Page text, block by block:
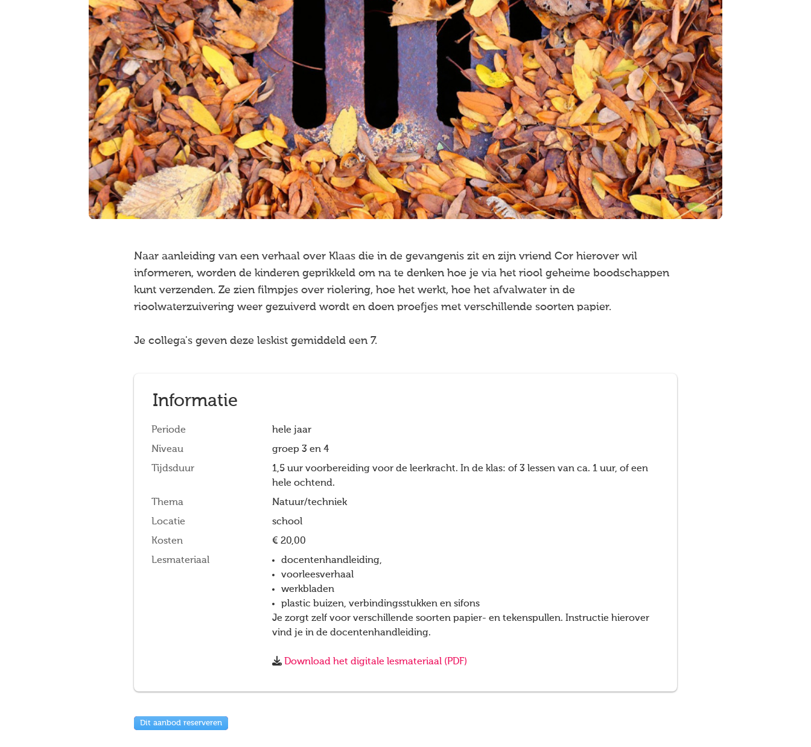
Naar aanleiding van een verhaal over Klaas die in de gevangenis zit en zijn vriend Cor hierover wil
informeren, worden de kinderen geprikkeld om na te denken hoe je via het riool geheime boodschappen
kunt verzenden. Ze zien filmpjes over riolering, hoe het werkt, hoe het afvalwater in de
rioolwaterzuivering weer gezuiverd wordt en doen proefjes met verschillende soorten papier.
Je collega's geven deze leskist gemiddeld een 7.
Informatie
Periode
hele jaar
Niveau
groep 3 en 4
Tijdsduur
1,5 uur voorbereiding voor de leerkracht. In de klas: of 3 lessen van ca. 1 uur, of een
hele ochtend.
Thema
Natuur/techniek
Locatie
school
Kosten
€ 20,00
Lesmateriaal
docentenhandleiding,
voorleesverhaal
werkbladen
plastic buizen, verbindingsstukken en sifons
Je zorgt zelf voor verschillende soorten papier- en tekenspullen. Instructie hierover
vind je in de docentenhandleiding.
Download het digitale lesmateriaal (PDF)
Dit aanbod reserveren